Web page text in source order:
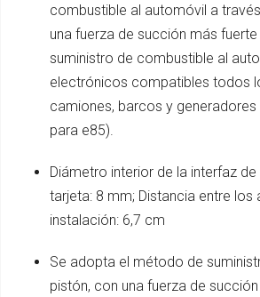
combustible al automóvil a
una fuerza de succión más
suministro de combustible al
electrónicos compatibles todos
camiones, barcos y
para e85).
Diámetro interior de la interfaz
tarjeta: 8 mm; Distancia entre los
instalación: 6,7 cm
Se adopta el método de
pistón, con una fuerza de